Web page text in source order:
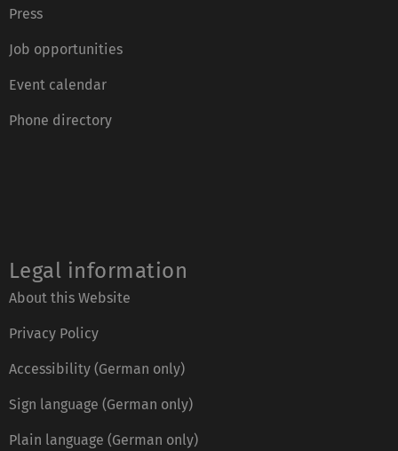
Press
Job opportunities
Event calendar
Phone directory
Legal information
About this Website
Privacy Policy
Accessibility (German only)
Sign language (German only)
Plain language (German only)